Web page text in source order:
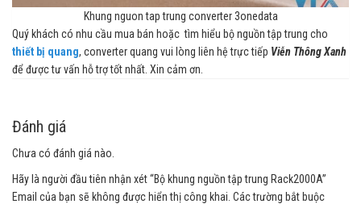
Khung nguon tap trung converter 3onedata
Quý khách có nhu cầu mua bán hoặc tìm hiểu bộ nguồn tập trung cho
thiết bị quang, converter quang vui lòng liên hệ trực tiếp Viễn Thông Xanh
để được tư vấn hỗ trợ tốt nhất. Xin cảm ơn.
Đánh giá
Chưa có đánh giá nào.
Hãy là người đầu tiên nhận xét “Bộ khung nguồn tập trung Rack2000A”
Email của bạn sẽ không được hiển thị công khai. Các trường bắt buộc